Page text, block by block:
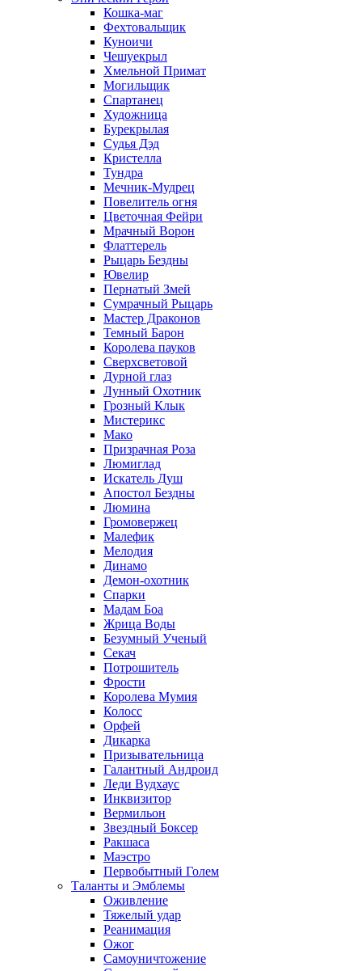
Кошка-маг
Фехтовальщик
Куноичи
Чешуекрыл
Хмельной Примат
Могильщик
Спартанец
Художница
Бурекрылая
Судья Дэд
Кристелла
Тундра
Мечник-Мудрец
Повелитель огня
Цветочная Фейри
Мрачный Ворон
Флаттерель
Рыцарь Бездны
Ювелир
Пернатый Змей
Сумрачный Рыцарь
Мастер Драконов
Темный Барон
Королева пауков
Сверхсветовой
Дурной глаз
Лунный Охотник
Грозный Клык
Мистерикс
Мако
Призрачная Роза
Люмиглад
Искатель Душ
Апостол Бездны
Люмина
Громовержец
Малефик
Мелодия
Динамо
Демон-охотник
Спарки
Мадам Боа
Жрица Воды
Безумный Ученый
Секач
Потрошитель
Фрости
Королева Мумия
Колосс
Орфей
Дикарка
Призывательница
Галантный Андроид
Леди Вудхаус
Инквизитор
Вермильон
Звездный Боксер
Ракшаса
Маэстро
Первобытный Голем
Таланты и Эмблемы
Оживление
Тяжелый удар
Реанимация
Ожог
Самоуничтожение